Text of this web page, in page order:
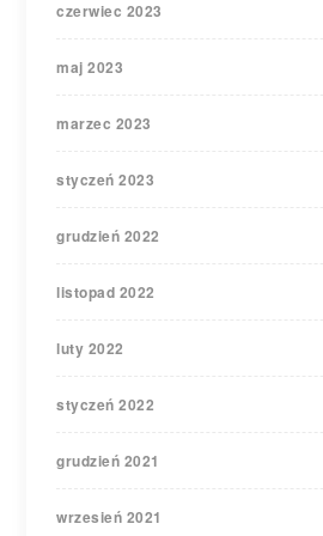
czerwiec 2023
maj 2023
marzec 2023
styczeń 2023
grudzień 2022
listopad 2022
luty 2022
styczeń 2022
grudzień 2021
wrzesień 2021